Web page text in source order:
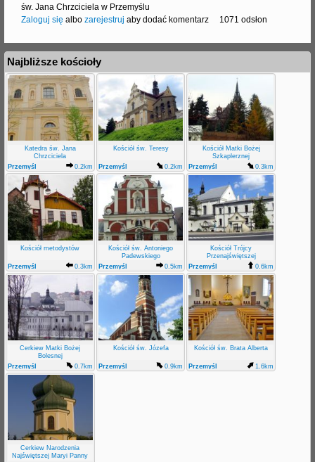
św. Jana Chrzciciela w Przemyślu
Zaloguj się albo zarejestruj aby dodać komentarz 1071 odsłon
Najbliższe kościoły
Katedra św. Jana
Chrzciciela
Przemyśl
0.2km
Kościół św. Teresy
Przemyśl 0.2km
Kościół Matki Bożej
Szkaplerznej
Przemyśl
0.3km
Kościół metodystów
Przemyśl 0.3km
Kościół św. Antoniego
Padewskiego
Przemyśl
0.5km
Kościół Trójcy
Przenajświętszej
Przemyśl
Zasanie
0.6km
Cerkiew Matki Bożej
Bolesnej
Przemyśl
0.7km
Kościół św. Józefa
Przemyśl 0.9km
Kościół św. Brata Alberta
Przemyśl 1.6km
Cerkiew Narodzenia
Najświętszej Maryi Panny